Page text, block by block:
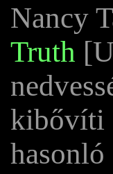
Nancy
Truth
kibővíti
hasonló